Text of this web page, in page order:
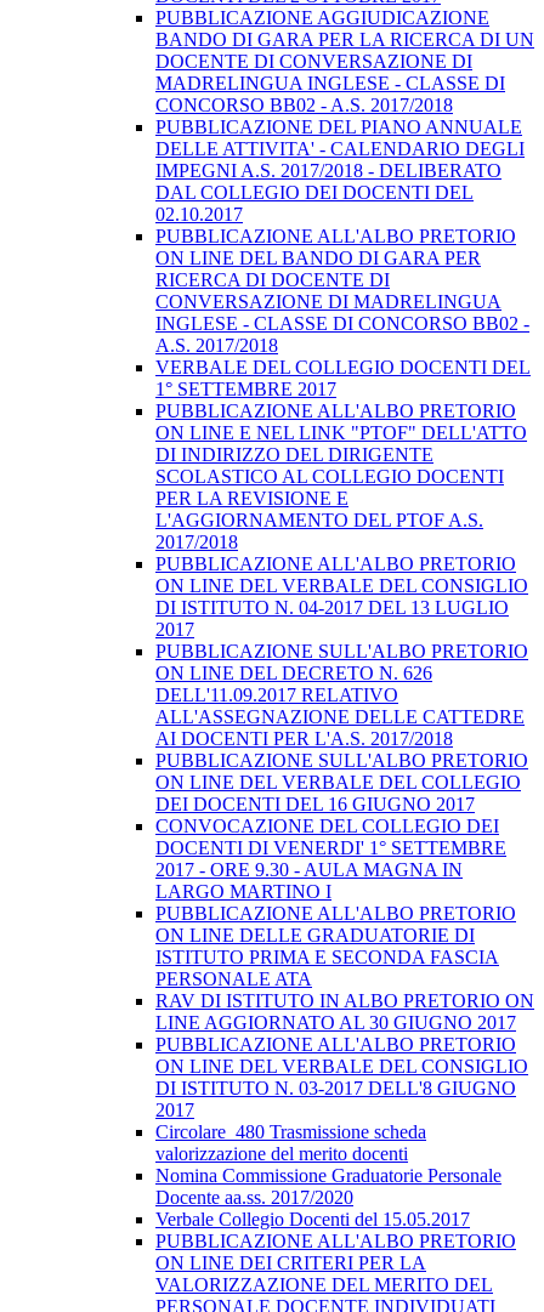
PUBBLICAZIONE AGGIUDICAZIONE
BANDO DI GARA PER LA RICERCA DI UN
DOCENTE DI CONVERSAZIONE DI
MADRELINGUA INGLESE - CLASSE DI
CONCORSO BB02 - A.S. 2017/2018
PUBBLICAZIONE DEL PIANO ANNUALE
DELLE ATTIVITA' - CALENDARIO DEGLI
IMPEGNI A.S. 2017/2018 - DELIBERATO
DAL COLLEGIO DEI DOCENTI DEL
02.10.2017
PUBBLICAZIONE ALL'ALBO PRETORIO
ON LINE DEL BANDO DI GARA PER
RICERCA DI DOCENTE DI
CONVERSAZIONE DI MADRELINGUA
INGLESE - CLASSE DI CONCORSO BB02 -
A.S. 2017/2018
VERBALE DEL COLLEGIO DOCENTI DEL
1° SETTEMBRE 2017
PUBBLICAZIONE ALL'ALBO PRETORIO
ON LINE E NEL LINK "PTOF" DELL'ATTO
DI INDIRIZZO DEL DIRIGENTE
SCOLASTICO AL COLLEGIO DOCENTI
PER LA REVISIONE E
L'AGGIORNAMENTO DEL PTOF A.S.
2017/2018
PUBBLICAZIONE ALL'ALBO PRETORIO
ON LINE DEL VERBALE DEL CONSIGLIO
DI ISTITUTO N. 04-2017 DEL 13 LUGLIO
2017
PUBBLICAZIONE SULL'ALBO PRETORIO
ON LINE DEL DECRETO N. 626
DELL'11.09.2017 RELATIVO
ALL'ASSEGNAZIONE DELLE CATTEDRE
AI DOCENTI PER L'A.S. 2017/2018
PUBBLICAZIONE SULL'ALBO PRETORIO
ON LINE DEL VERBALE DEL COLLEGIO
DEI DOCENTI DEL 16 GIUGNO 2017
CONVOCAZIONE DEL COLLEGIO DEI
DOCENTI DI VENERDI' 1° SETTEMBRE
2017 - ORE 9.30 - AULA MAGNA IN
LARGO MARTINO I
PUBBLICAZIONE ALL'ALBO PRETORIO
ON LINE DELLE GRADUATORIE DI
ISTITUTO PRIMA E SECONDA FASCIA
PERSONALE ATA
RAV DI ISTITUTO IN ALBO PRETORIO ON
LINE AGGIORNATO AL 30 GIUGNO 2017
PUBBLICAZIONE ALL'ALBO PRETORIO
ON LINE DEL VERBALE DEL CONSIGLIO
DI ISTITUTO N. 03-2017 DELL'8 GIUGNO
2017
Circolare_480 Trasmissione scheda
valorizzazione del merito docenti
Nomina Commissione Graduatorie Personale
Docente aa.ss. 2017/2020
Verbale Collegio Docenti del 15.05.2017
PUBBLICAZIONE ALL'ALBO PRETORIO
ON LINE DEI CRITERI PER LA
VALORIZZAZIONE DEL MERITO DEL
PERSONALE DOCENTE INDIVIDUATI